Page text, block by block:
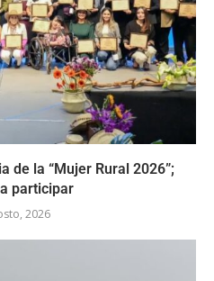
de la “Mujer Rural 2026”;
participar
2026